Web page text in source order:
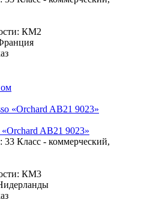
КМ2
AB21 9023»
33 Класс - коммерческий,
КМ3